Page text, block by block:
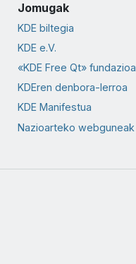
Jomugak
KDE biltegia
KDE e.V.
«KDE Free Qt» fundazioa
KDEren denbora-lerroa
KDE Manifestua
Nazioarteko webguneak